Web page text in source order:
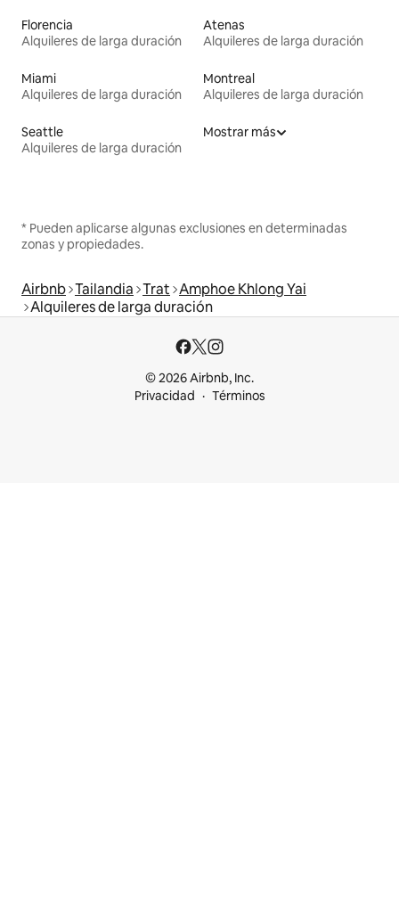
Florencia
Alquileres de larga duración
Atenas
Alquileres de larga duración
Miami
Alquileres de larga duración
Montreal
Alquileres de larga duración
Seattle
Alquileres de larga duración
Mostrar más
* Pueden aplicarse algunas exclusiones en determinadas
zonas y propiedades.
Airbnb Tailandia Trat Amphoe Khlong Yai
Alquileres de larga duración
© 2026 Airbnb, Inc.
Privacidad
Términos